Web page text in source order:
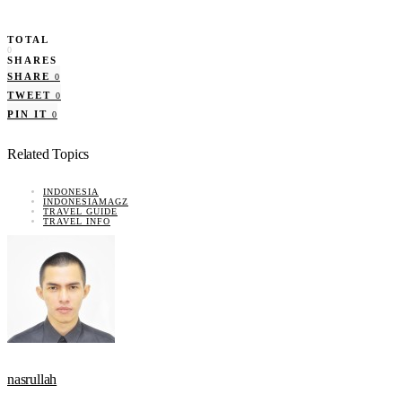
TOTAL
0
SHARES
SHARE
0
TWEET 0
PIN IT 0
Related Topics
INDONESIA
INDONESIAMAGZ
TRAVEL GUIDE
TRAVEL INFO
nasrullah